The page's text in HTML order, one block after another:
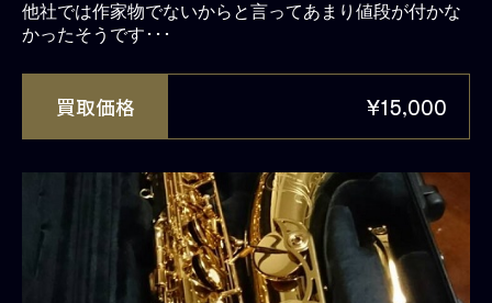
他社では作家物でないからと言ってあまり値段が付かな
かったそうです･･･
買取価格 ¥15,000